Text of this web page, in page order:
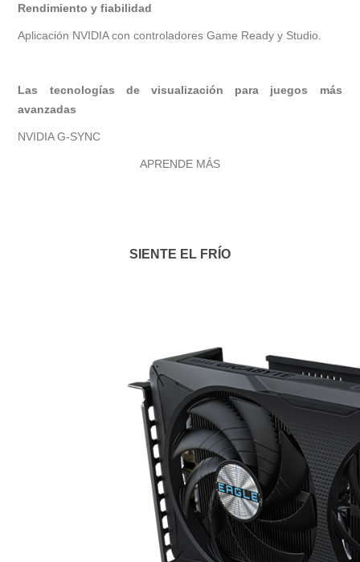
Rendimiento y fiabilidad
Aplicación NVIDIA con controladores Game Ready y Studio.
Las tecnologías de visualización para juegos más
avanzadas
NVIDIA G-SYNC
APRENDE MÁS
SIENTE EL FRÍO